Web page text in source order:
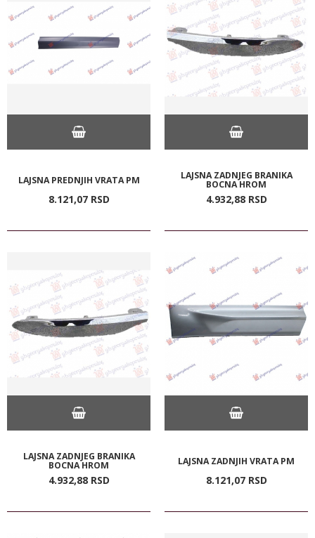
LAJSNA PREDNJIH VRATA PM
8.121,07 RSD
LAJSNA ZADNJEG BRANIKA
BOCNA HROM
4.932,88 RSD
LAJSNA ZADNJEG BRANIKA
BOCNA HROM
4.932,88 RSD
LAJSNA ZADNJIH VRATA PM
8.121,07 RSD